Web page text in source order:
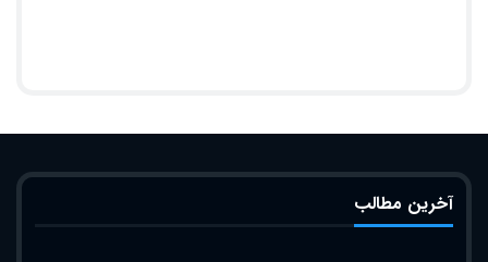
آخرین مطالب